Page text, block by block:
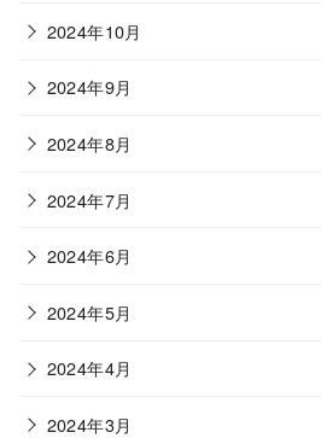
2024年10月
2024年9月
2024年8月
2024年7月
2024年6月
2024年5月
2024年4月
2024年3月